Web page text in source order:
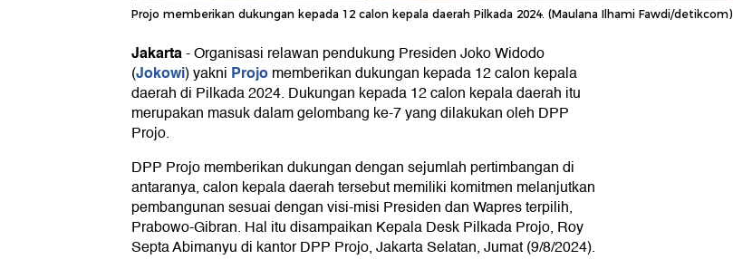
Projo memberikan dukungan kepada 12 calon kepala daerah Pilkada 2024. (Maulana Ilhami Fawdi/detikcom)
Jakarta-Organisasi relawan pendukung Presiden Joko Widodo
(Jokowi) yakni Projomemberikan dukungan kepada 12 calon kepala
daerah di Pilkada 2024. Dukungan kepada 12 calon kepala daerah itu
merupakan masuk dalam gelombang ke-7 yang dilakukan oleh DPP
Projo.
DPP Projo memberikan dukungan dengan sejumlah pertimbangan di
antaranya, calon kepala daerah tersebut memiliki komitmen melanjutkan
pembangunan sesuai dengan visi-misi Presiden dan Wapres terpilih,
Prabowo-Gibran. Hal itu disampaikan Kepala Desk Pilkada Projo, Roy
Septa Abimanyu di kantor DPP Projo, Jakarta Selatan, Jumat (9/8/2024).